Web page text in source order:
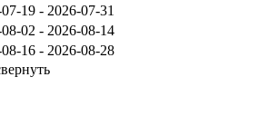
19 - 2026-07-31
02 - 2026-08-14
16 - 2026-08-28